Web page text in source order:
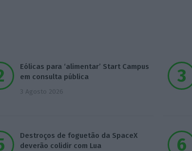
Eólicas para ‘alimentar’ Start Campus
em consulta pública
3 Agosto 2026
Destroços de foguetão da SpaceX
deverão colidir com Lua